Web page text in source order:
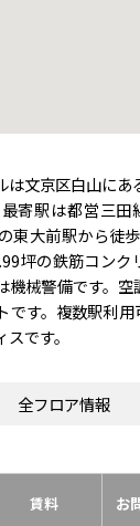
は文京区白山に
寄駅は都営三
東大前駅から徒
坪の鉄筋コンク
機械警備です。
です。複数駅利
です。
全フロア情報
賃料 お